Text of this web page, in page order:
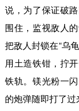
说，为了保证破
围住，监视敌人
把敌人封锁在“乌
用土造铁钳，拧
铁轨。镁光粉一
的炮弹随即打了过